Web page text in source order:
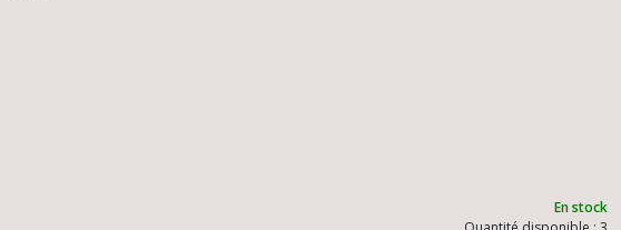
En stock